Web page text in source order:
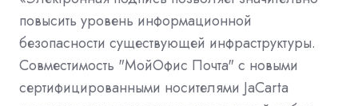
повысить уровень информационной
безопасности существующей инфраструктуры.
Совместимость "МойОфис Почта" с новыми
сертифицированными носителями JaCarta